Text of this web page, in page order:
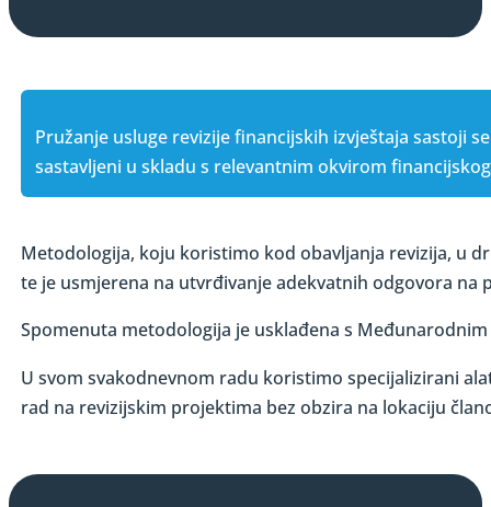
Pružanje usluge revizije financijskih izvještaja sastoji
sastavljeni u skladu s relevantnim okvirom
Metodologija, koju koristimo kod obavljanja revizija, u
te je usmjerena na utvrđivanje adekvatnih odgovora na
Spomenuta metodologija je usklađena s
U svom svakodnevnom radu koristimo specijalizirani
rad na revizijskim projektima bez obzira na lokaciju